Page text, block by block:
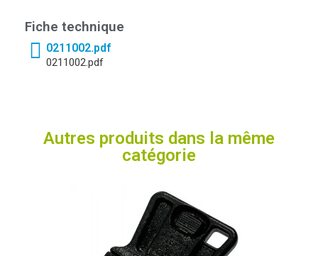
Fiche technique
0211002.pdf
0211002.pdf
Autres produits dans la même
catégorie